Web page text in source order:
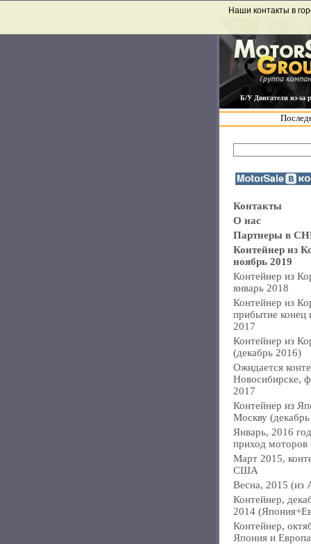
Б/У Двигатели из-за
Наши контакты в
Контакты
О нас
Партнеры в
Контейнер из
ноябрь 2019
Контейнер из
январь 2018
Контейнер из
прибытие конец
2017
Контейнер из
(декабрь 2016)
Ожидается
Новосибирске,
2017
Контейнер из
Москву
Январь, 2016
приход моторов
Март 2015,
США
Весна, 2015 (из
Контейнер,
2014
Контейнер,
Япония и